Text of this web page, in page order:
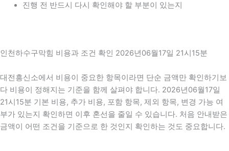
진행 전 반드시 다시 확인해야 할 부분이 있는지
인천하수구막힘 비용과 조건 확인 2026년06월17일 21시15분
대전흥신소에서 비용이 중요한 항목이라면 단순 금액만 확인하기보
다 비용이 정해지는 기준을 함께 살펴야 합니다. 2026년06월17일
21시15분 기본 비용, 추가 비용, 포함 항목, 제외 항목, 변경 가능 여
부가 있는지 확인하면 이후 혼선을 줄일 수 있습니다. 처음 안내받은
금액이 어떤 조건을 기준으로 한 것인지 확인하는 것도 중요합니다.